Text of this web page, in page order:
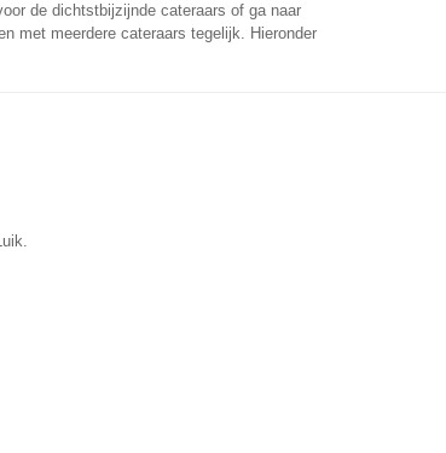
de dichtstbijzijnde cateraars of ga naar
met meerdere cateraars tegelijk. Hieronder